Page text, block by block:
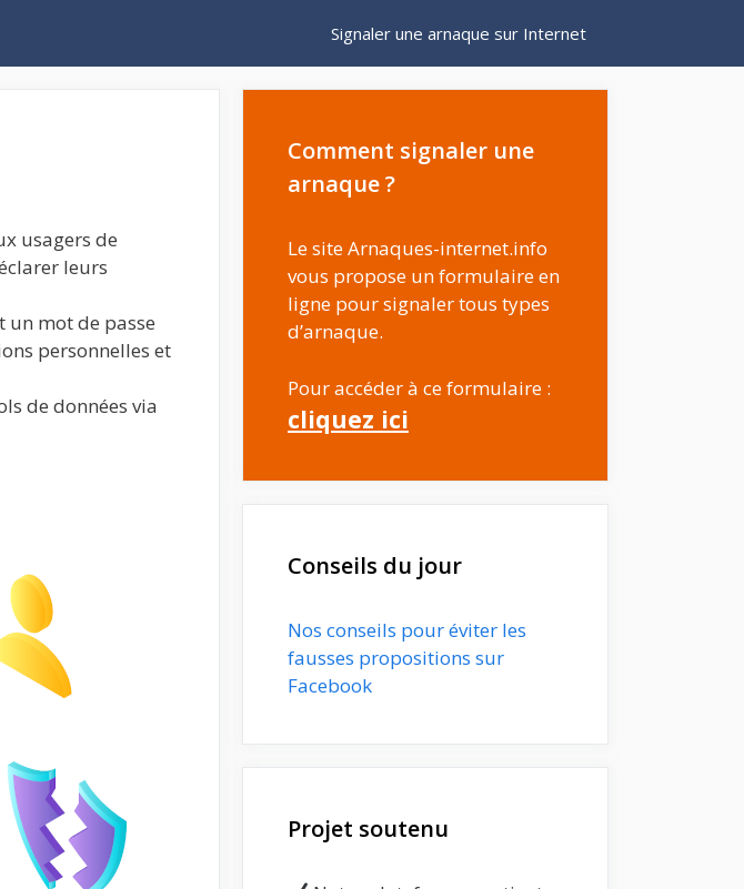
Signaler une arnaque sur Internet
usagers de
leurs
un mot de passe
personnelles et
de données via
Comment signaler une
arnaque ?
Le site Arnaques-internet.info
vous propose un formulaire en
ligne pour signaler tous types
d’arnaque.
Pour accéder à ce formulaire :
cliquez ici
Conseils du jour
Nos conseils pour éviter les
fausses propositions sur
Facebook
Projet soutenu